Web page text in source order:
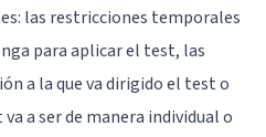
las restricciones temporales
para aplicar el test, las
a la que va dirigido el test o
a ser de manera individual o